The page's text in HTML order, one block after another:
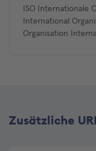
ISO Internationale
International
Organisation
Zusätzliche